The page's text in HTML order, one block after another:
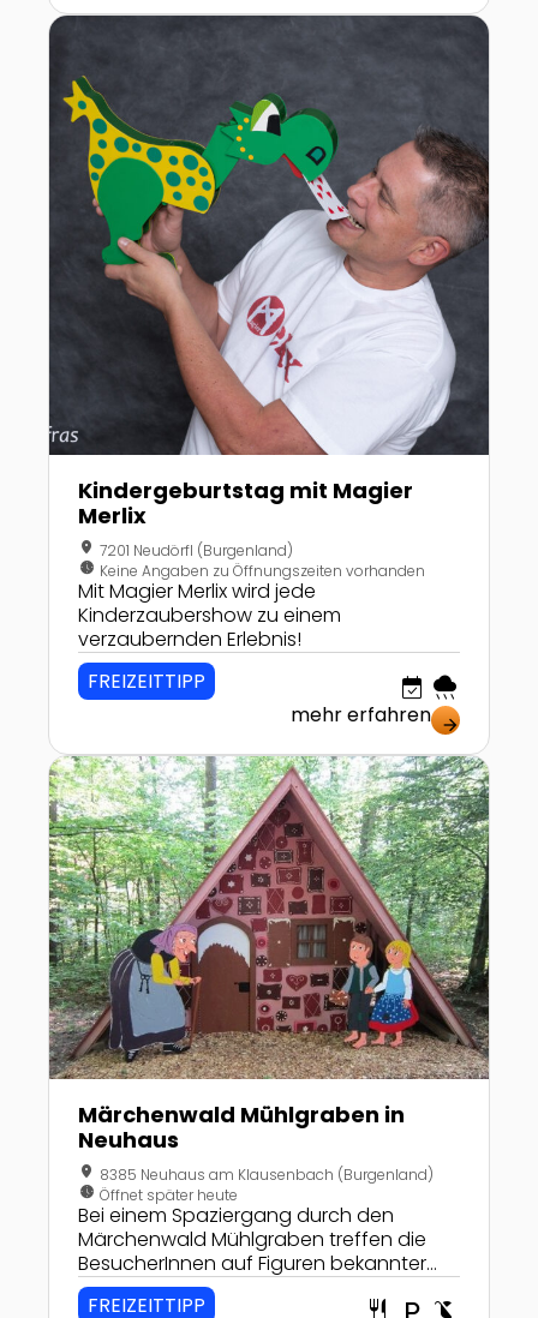
Zur Detailseite von Kindergeburtstag mit Magier
Kindergeburtstag mit Magier
Merlix
location_on 7201 Neudörfl (Burgenland)
nest_clock_farsight_analog Keine Angaben zu Öffnungszeiten vorhanden
Mit Magier Merlix wird jede
Kinderzaubershow zu einem
verzaubernden Erlebnis!
FREIZEITTIPP
event_available rainy
mehr erfahren arrow_forward
Zur Detailseite von Märchenwald Mühlgraben in
Märchenwald Mühlgraben in
Neuhaus
location_on 8385 Neuhaus am Klausenbach (Burgenland)
nest_clock_farsight_analog Öffnet später heute
Bei einem Spaziergang durch den
Märchenwald Mühlgraben treffen die
BesucherInnen auf Figuren bekannter
Kindermärchen. Ein grenzenloses
Fantasieerlebnis in Neuhaus!
FREIZEITTIPP